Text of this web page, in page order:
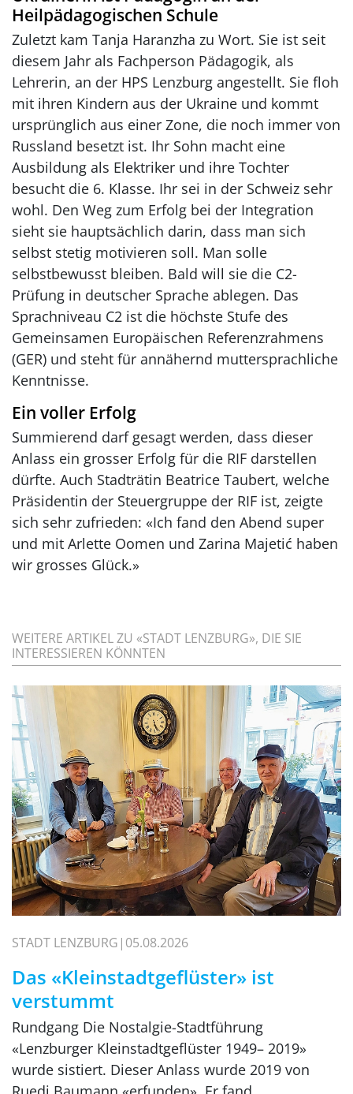
Heilpädagogischen Schule
Zuletzt kam Tanja Haranzha zu Wort. Sie ist seit
diesem Jahr als Fachperson Pädagogik, als
Lehrerin, an der HPS Lenzburg angestellt. Sie floh
mit ihren Kindern aus der Ukraine und kommt
ursprünglich aus einer Zone, die noch immer von
Russland besetzt ist. Ihr Sohn macht eine
Ausbildung als Elektriker und ihre Tochter
besucht die 6. Klasse. Ihr sei in der Schweiz sehr
wohl. Den Weg zum Erfolg bei der Integration
sieht sie hauptsächlich darin, dass man sich
selbst stetig motivieren soll. Man solle
selbstbewusst bleiben. Bald will sie die C2-
Prüfung in deutscher Sprache ablegen. Das
Sprachniveau C2 ist die höchste Stufe des
Gemeinsamen Europäischen Referenzrahmens
(GER) und steht für annähernd muttersprachliche
Kenntnisse.
Ein voller Erfolg
Summierend darf gesagt werden, dass dieser
Anlass ein grosser Erfolg für die RIF darstellen
dürfte. Auch Stadträtin Beatrice Taubert, welche
Präsidentin der Steuergruppe der RIF ist, zeigte
sich sehr zufrieden: «Ich fand den Abend super
und mit Arlette Oomen und Zarina Majetić haben
wir grosses Glück.»
WEITERE ARTIKEL ZU «STADT LENZBURG», DIE SIE
INTERESSIEREN KÖNNTEN
STADT LENZBURG 05.08.2026
Das «Kleinstadtgeflüster» ist
verstummt
Rundgang Die Nostalgie-Stadtführung
«Lenzburger Kleinstadtgeflüster 1949– 2019»
wurde sistiert. Dieser Anlass wurde 2019 von